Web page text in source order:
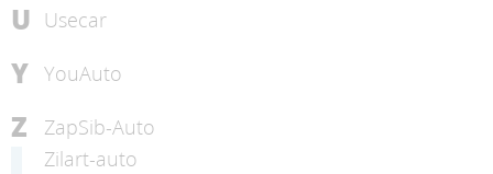
U Usecar
Y YouAuto
Z
ZapSib-Auto
Zilart-auto